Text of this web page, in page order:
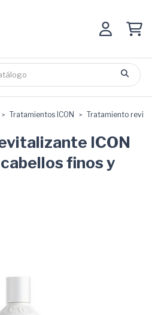
Tratamientos ICON Tratamiento
ICON
finos y